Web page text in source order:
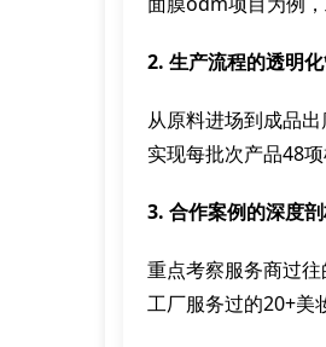
2. 生产流程的透明
从原料进场到成品
实现每批次产品48
3. 合作案例的深度
重点考察服务商过
工厂服务过的20+美